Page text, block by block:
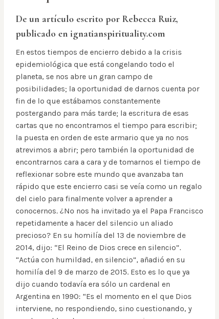
De un artículo escrito por Rebecca Ruiz,
publicado en ignatianspirituality.com
En estos tiempos de encierro debido a la crisis
epidemiológica que está congelando todo el
planeta, se nos abre un gran campo de
posibilidades; la oportunidad de darnos cuenta por
fin de lo que estábamos constantemente
postergando para más tarde; la escritura de esas
cartas que no encontramos el tiempo para escribir;
la puesta en orden de este armario que ya no nos
atrevimos a abrir; pero también la oportunidad de
encontrarnos cara a cara y de tomarnos el tiempo de
reflexionar sobre este mundo que avanzaba tan
rápido que este encierro casi se veía como un regalo
del cielo para finalmente volver a aprender a
conocernos. ¿No nos ha invitado ya el Papa Francisco
repetidamente a hacer del silencio un aliado
precioso? En su homilía del 13 de noviembre de
2014, dijo: “El Reino de Dios crece en silencio”.
“Actúa con humildad, en silencio”, añadió en su
homilía del 9 de marzo de 2015. Esto es lo que ya
dijo cuando todavía era sólo un cardenal en
Argentina en 1990: “Es el momento en el que Dios
interviene, no respondiendo, sino cuestionando, y